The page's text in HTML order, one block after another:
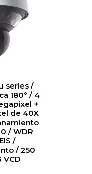
series /
180° / 4
+
de 40X
/ WDR
/
/ 250
VCD